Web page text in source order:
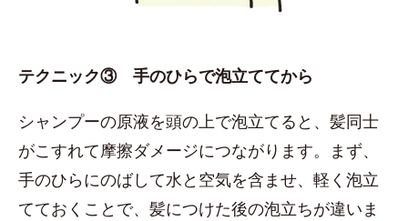
テクニック③ 手のひらで泡立ててから
シャンプーの原液を頭の上で泡立てると、髪同士
がこすれて摩擦ダメージにつながります。まず、
手のひらにのばして水と空気を含ませ、軽く泡立
てておくことで、髪につけた後の泡立ちが違いま